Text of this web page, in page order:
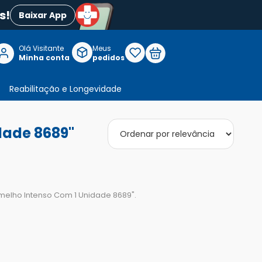
Baixar App
Olá Visitante
Minha conta
Meus
pedidos
Reabilitação e Longevidade
8689"
Intenso Com 1 Unidade 8689".